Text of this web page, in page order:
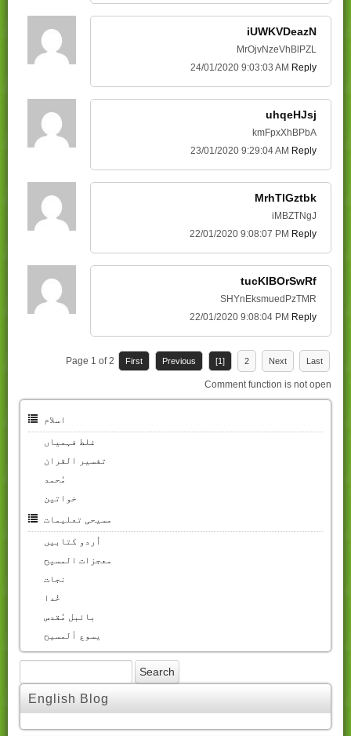
iUWKVDeazN
MrOjvNzeVhBlPZL
24/01/2020 9:03:03 AM Reply
uhqeHJsj
kmFpxXhBPbA
23/01/2020 9:29:04 AM Reply
MrhTlGztbk
iMBZTNgJ
22/01/2020 9:08:07 PM Reply
tucKlBOrSwRf
SHYnEksmuedPzTMR
22/01/2020 9:08:04 PM Reply
Page 1 of 2 First Previous [1] 2 Next Last
Comment function is not open
اسلام
غلط فہمیاں
تفسیر القران
مُحمد
خواتین
مسیحی تعلیمات
اُردو کتابیں
معجزات المسیح
نجات
خُدا
بائبل مُقدس
یسوع ألمسیح
English Blog